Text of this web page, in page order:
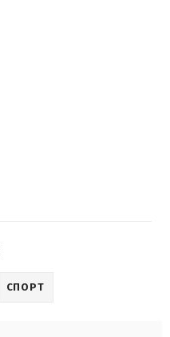
СПОРТ